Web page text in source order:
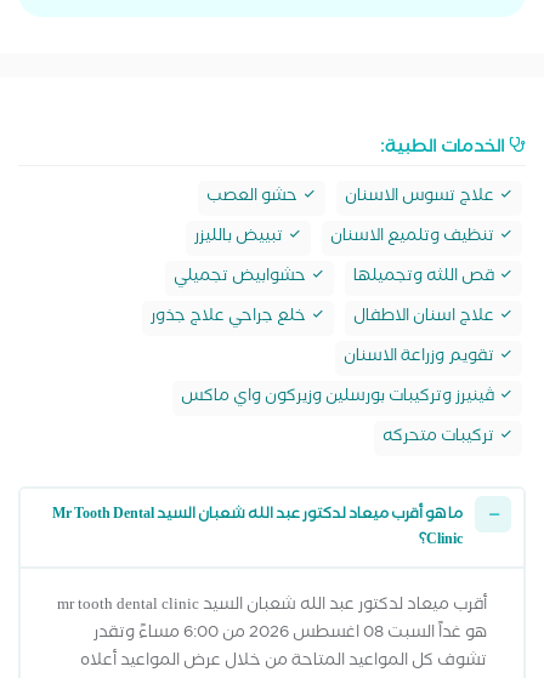
الخدمات الطبية:
علاج تسوس الاسنان
حشو العصب
تنظيف وتلميع الاسنان
تبييض بالليزر
قص اللثه وتجميلها
حشوابيض تجميلي
علاج اسنان الاطفال
خلع جراحي علاج جذور
تقويم وزراعة الاسنان
ڤينيرز وتركيبات بورسلين وزيركون واي ماكس
تركيبات متحركه
ما هو أقرب ميعاد لدكتور عبد الله شعبان السيد Mr Tooth Dental
Clinic؟
أقرب ميعاد لدكتور عبد الله شعبان السيد mr tooth dental clinic
هو غداً السبت 08 اغسطس 2026 من 6:00 مساءً وتقدر
تشوف كل المواعيد المتاحة من خلال عرض المواعيد أعلاه